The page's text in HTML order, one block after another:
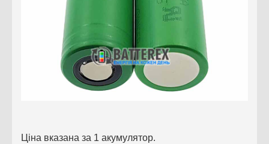
Ціна вказана за 1 акумулятор.